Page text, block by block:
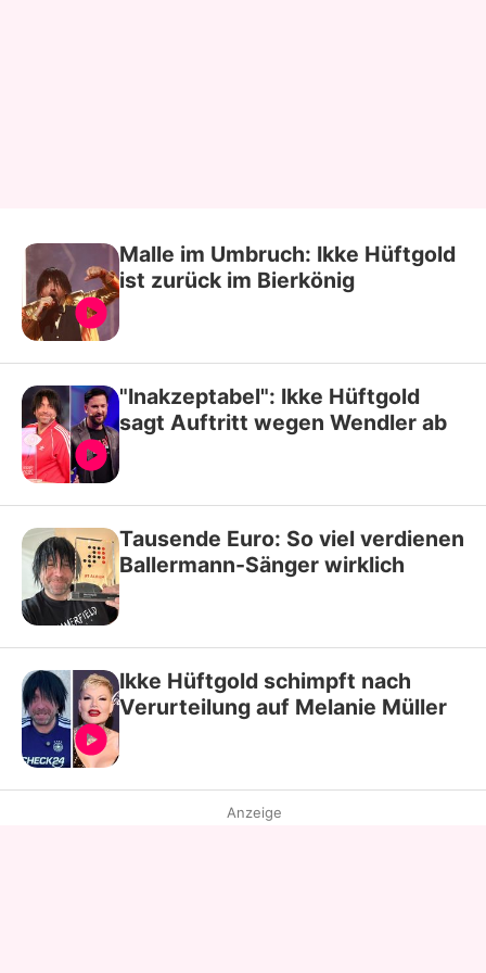
Malle im Umbruch: Ikke Hüftgold
ist zurück im Bierkönig
"Inakzeptabel": Ikke Hüftgold
sagt Auftritt wegen Wendler ab
Tausende Euro: So viel verdienen
Ballermann-Sänger wirklich
Ikke Hüftgold schimpft nach
Verurteilung auf Melanie Müller
Anzeige